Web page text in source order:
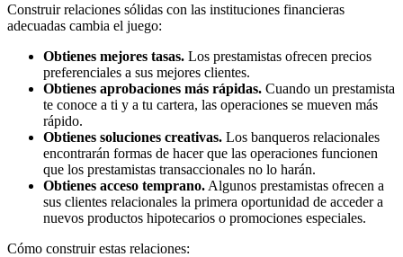
Construir relaciones sólidas con las instituciones financieras
adecuadas cambia el juego:
Obtienes mejores tasas. Los prestamistas ofrecen precios
preferenciales a sus mejores clientes.
Obtienes aprobaciones más rápidas. Cuando un prestamista
te conoce a ti y a tu cartera, las operaciones se mueven más
rápido.
Obtienes soluciones creativas. Los banqueros relacionales
encontrarán formas de hacer que las operaciones funcionen
que los prestamistas transaccionales no lo harán.
Obtienes acceso temprano. Algunos prestamistas ofrecen a
sus clientes relacionales la primera oportunidad de acceder a
nuevos productos hipotecarios o promociones especiales.
Cómo construir estas relaciones: